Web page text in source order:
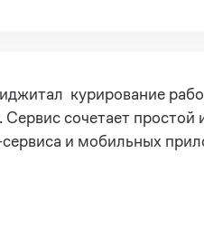
курирование
сочетает
и мобильных